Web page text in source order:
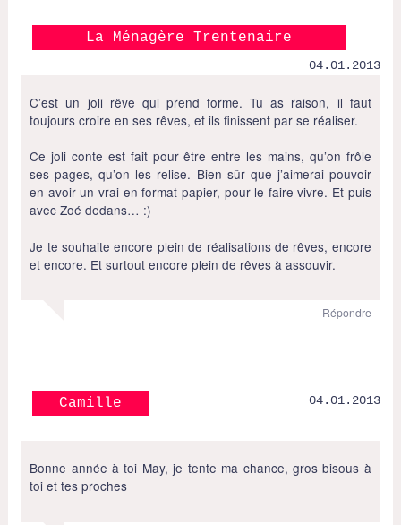
La Ménagère Trentenaire
04.01.2013
C’est un joli rêve qui prend forme. Tu as raison, il faut
toujours croire en ses rêves, et ils finissent par se réaliser.
Ce joli conte est fait pour être entre les mains, qu’on frôle
ses pages, qu’on les relise. Bien sûr que j’aimerai pouvoir
en avoir un vrai en format papier, pour le faire vivre. Et puis
avec Zoé dedans… :)
Je te souhaite encore plein de réalisations de rêves, encore
et encore. Et surtout encore plein de rêves à assouvir.
Répondre
Camille 04.01.2013
Bonne année à toi May, je tente ma chance, gros bisous à
toi et tes proches